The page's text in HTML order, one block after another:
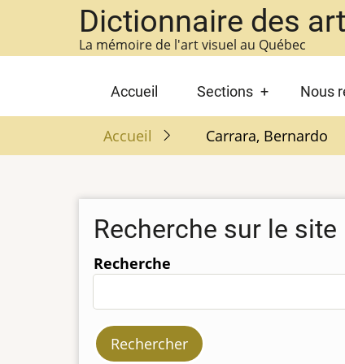
contenu
Dictionnaire des
La mémoire de l'art visuel au Québec
Main
navigation
Accueil Sections Nous
Accueil Carrara, Bernardo
Recherche sur le site
Recherche